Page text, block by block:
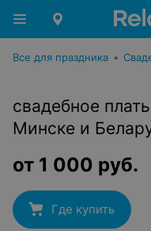
Все для праздника •
свадебное
Минске и
от 1 000 руб.
Где купить